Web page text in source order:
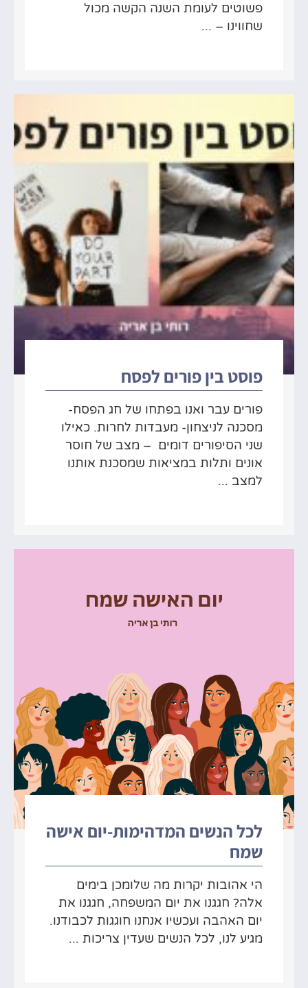
פשוטים לעומת השנה הקשה מכול
שחווינו – ...
פוסט בין פורים לפסח
פורים עבר ואנו בפתחו של חג הפסח-
מסכנה לניצחון- מעבדות לחרות. כאילו
שני הסיפורים דומים – מצב של חוסר
אונים ותלות במציאות שמסכנת אותנו
למצב ...
לכל הנשים המדהימות-יום אישה
שמח
הי אהובות יקרות מה שלומכן בימים
אלה? חגגנו את יום המשפחה, חגגנו את
יום האהבה ועכשיו אנחנו חוגגות לכבודנו.
מגיע לנו, לכל הנשים שעדין צריכות ...